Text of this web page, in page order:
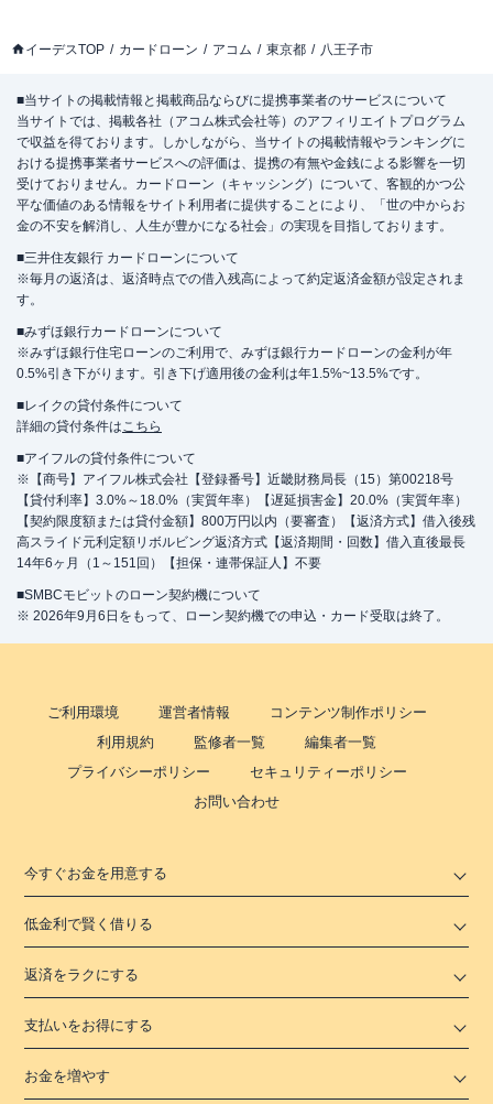
イーデスTOP カードローン アコム 東京都 八王子市
■当サイトの掲載情報と掲載商品ならびに提携事業者のサービスについて
当サイトでは、掲載各社（アコム株式会社等）のアフィリエイトプログラム
で収益を得ております。しかしながら、当サイトの掲載情報やランキングに
おける提携事業者サービスへの評価は、提携の有無や金銭による影響を一切
受けておりません。カードローン（キャッシング）について、客観的かつ公
平な価値のある情報をサイト利用者に提供することにより、「世の中からお
金の不安を解消し、人生が豊かになる社会」の実現を目指しております。
■三井住友銀行 カードローンについて
※毎月の返済は、返済時点での借入残高によって約定返済金額が設定されま
す。
■みずほ銀行カードローンについて
※みずほ銀行住宅ローンのご利用で、みずほ銀行カードローンの金利が年
0.5%引き下がります。引き下げ適用後の金利は年1.5%~13.5%です。
■レイクの貸付条件について
詳細の貸付条件はこちら
■アイフルの貸付条件について
※【商号】アイフル株式会社【登録番号】近畿財務局長（15）第00218号
【貸付利率】3.0%～18.0%（実質年率）【遅延損害金】20.0%（実質年率）
【契約限度額または貸付金額】800万円以内（要審査）【返済方式】借入後残
高スライド元利定額リボルビング返済方式【返済期間・回数】借入直後最長
14年6ヶ月（1～151回）【担保・連帯保証人】不要
■SMBCモビットのローン契約機について
※ 2026年9月6日をもって、ローン契約機での申込・カード受取は終了。
ご利用環境 運営者情報
コンテンツ制作ポリシー
利用規約
監修者一覧
編集者一覧
プライバシーポリシー
セキュリティーポリシー
お問い合わせ
今すぐお金を用意する
低金利で賢く借りる
返済をラクにする
支払いをお得にする
お金を増やす